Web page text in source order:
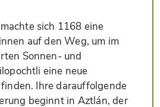
sich 1168 eine
auf den Weg, um im
Sonnen- und
eine neue
Ihre darauffolgende
beginnt in Aztlán, der